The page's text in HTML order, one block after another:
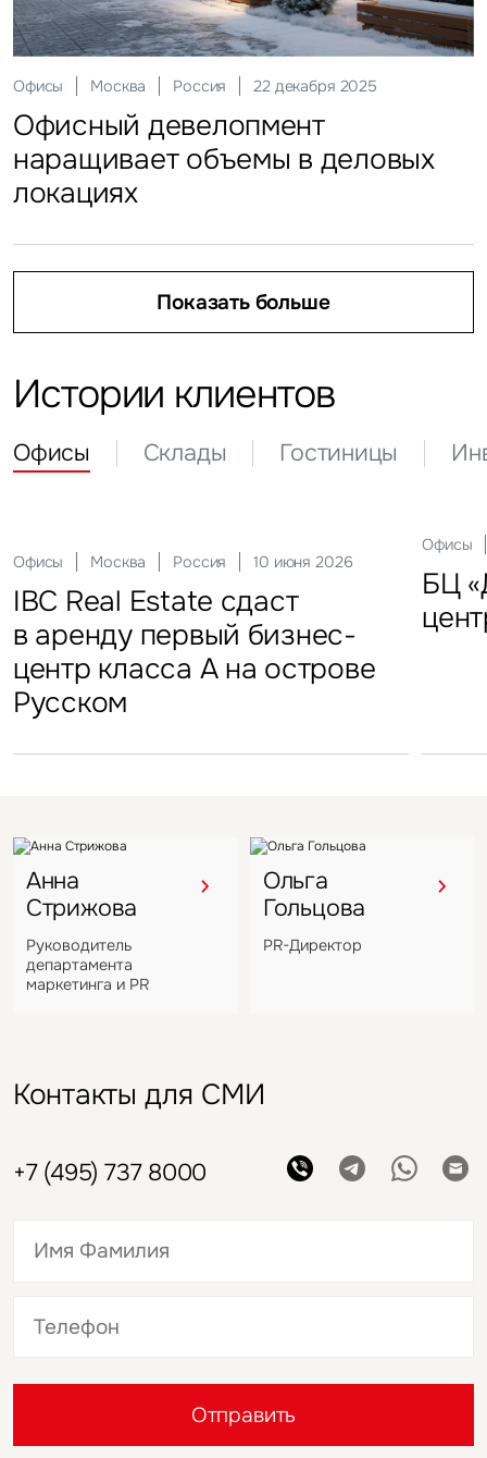
Офисы Москва Россия 22 декабря 2025
Офисный девелопмент
наращивает объемы в деловых
локациях
Показать больше
Склады Москва Россия 25 февраля 2026
Регионы приросли складами
Ритейл 03 апреля 2026
Кто продает на маркетплейсах
Гостиницы Москва Россия 19 мая 2026
Гости столицы идут на неделю
Показать больше
Инвесторы присмотрелись
к регионам
Показать больше
Истории клиентов
Офисы Склады Гостиницы
Офисы Москва Россия 10 июня 2026
IBC Real Estate сдаст
в аренду первый бизнес-
центр класса А на острове
Русском
Офисы
БЦ
FFF group – новый резидент
«Атлант-Парк»
Гостиницы Москва Россия 18 ноября 2025
Новый Crocus Fitness
Петровский парк откроется
в отеле Hyatt Regency
Инвестиции Москва Россия 22 мая 2025
Один из крупнейших
гостиничных комплексов
Подмосковья перешел
под управление компании
29
«Солнце Москвы», ВДНХ
Анна
Стрижова
Руководитель
департамента
маркетинга и PR
Ольга
Гольцова
PR-Директор
Контакты для СМИ
+7 (495) 737 8000
Отправить